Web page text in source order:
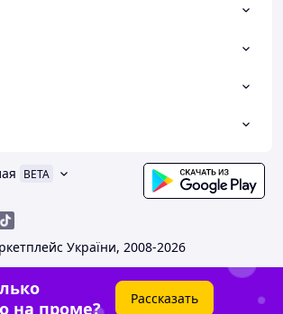
BETA
України, 2008-2026
на проме?
Рассказать